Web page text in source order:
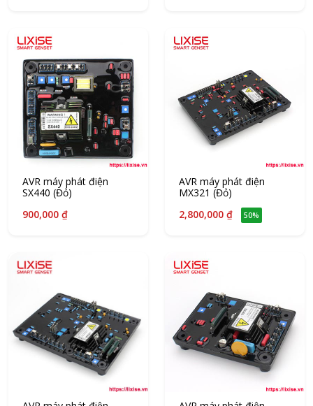
AVR máy phát điện
SX440 (Đỏ)
900,000 ₫
AVR máy phát điện
MX321 (Đỏ)
2,800,000 ₫
50%